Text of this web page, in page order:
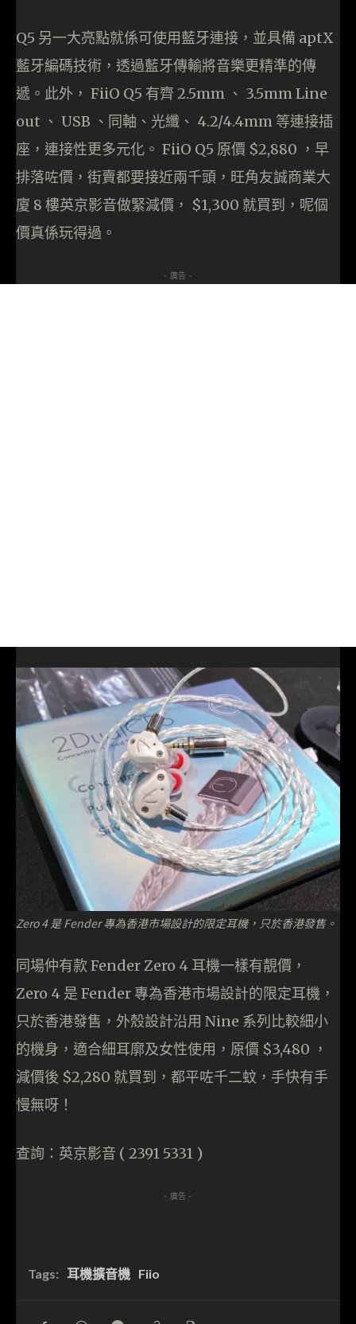
Q5 另一大亮點就係可使用藍牙連接，並具備 aptX
藍牙編碼技術，透過藍牙傳輸將音樂更精準的傳
遞。此外， FiiO Q5 有齊 2.5mm 、 3.5mm Line
out 、 USB 、同軸、光纖、 4.2/4.4mm 等連接插
座，連接性更多元化。 FiiO Q5 原價 $2,880 ，早
排落咗價，街賣都要接近兩千頭，旺角友誠商業大
廈 8 樓英京影音做緊減價， $1,300 就買到，呢個
價真係玩得過。
- 廣告 -
Zero 4 是 Fender 專為香港市場設計的限定耳機，只於香港發售。
同場仲有款 Fender Zero 4 耳機一樣有靚價，
Zero 4 是 Fender 專為香港市場設計的限定耳機，
只於香港發售，外殼設計沿用 Nine 系列比較細小
的機身，適合細耳廓及女性使用，原價 $3,480 ，
減價後 $2,280 就買到，都平咗千二蚊，手快有手
慢無呀！
查詢：英京影音 ( 2391 5331 )
- 廣告 -
Tags: 耳機擴音機 Fiio